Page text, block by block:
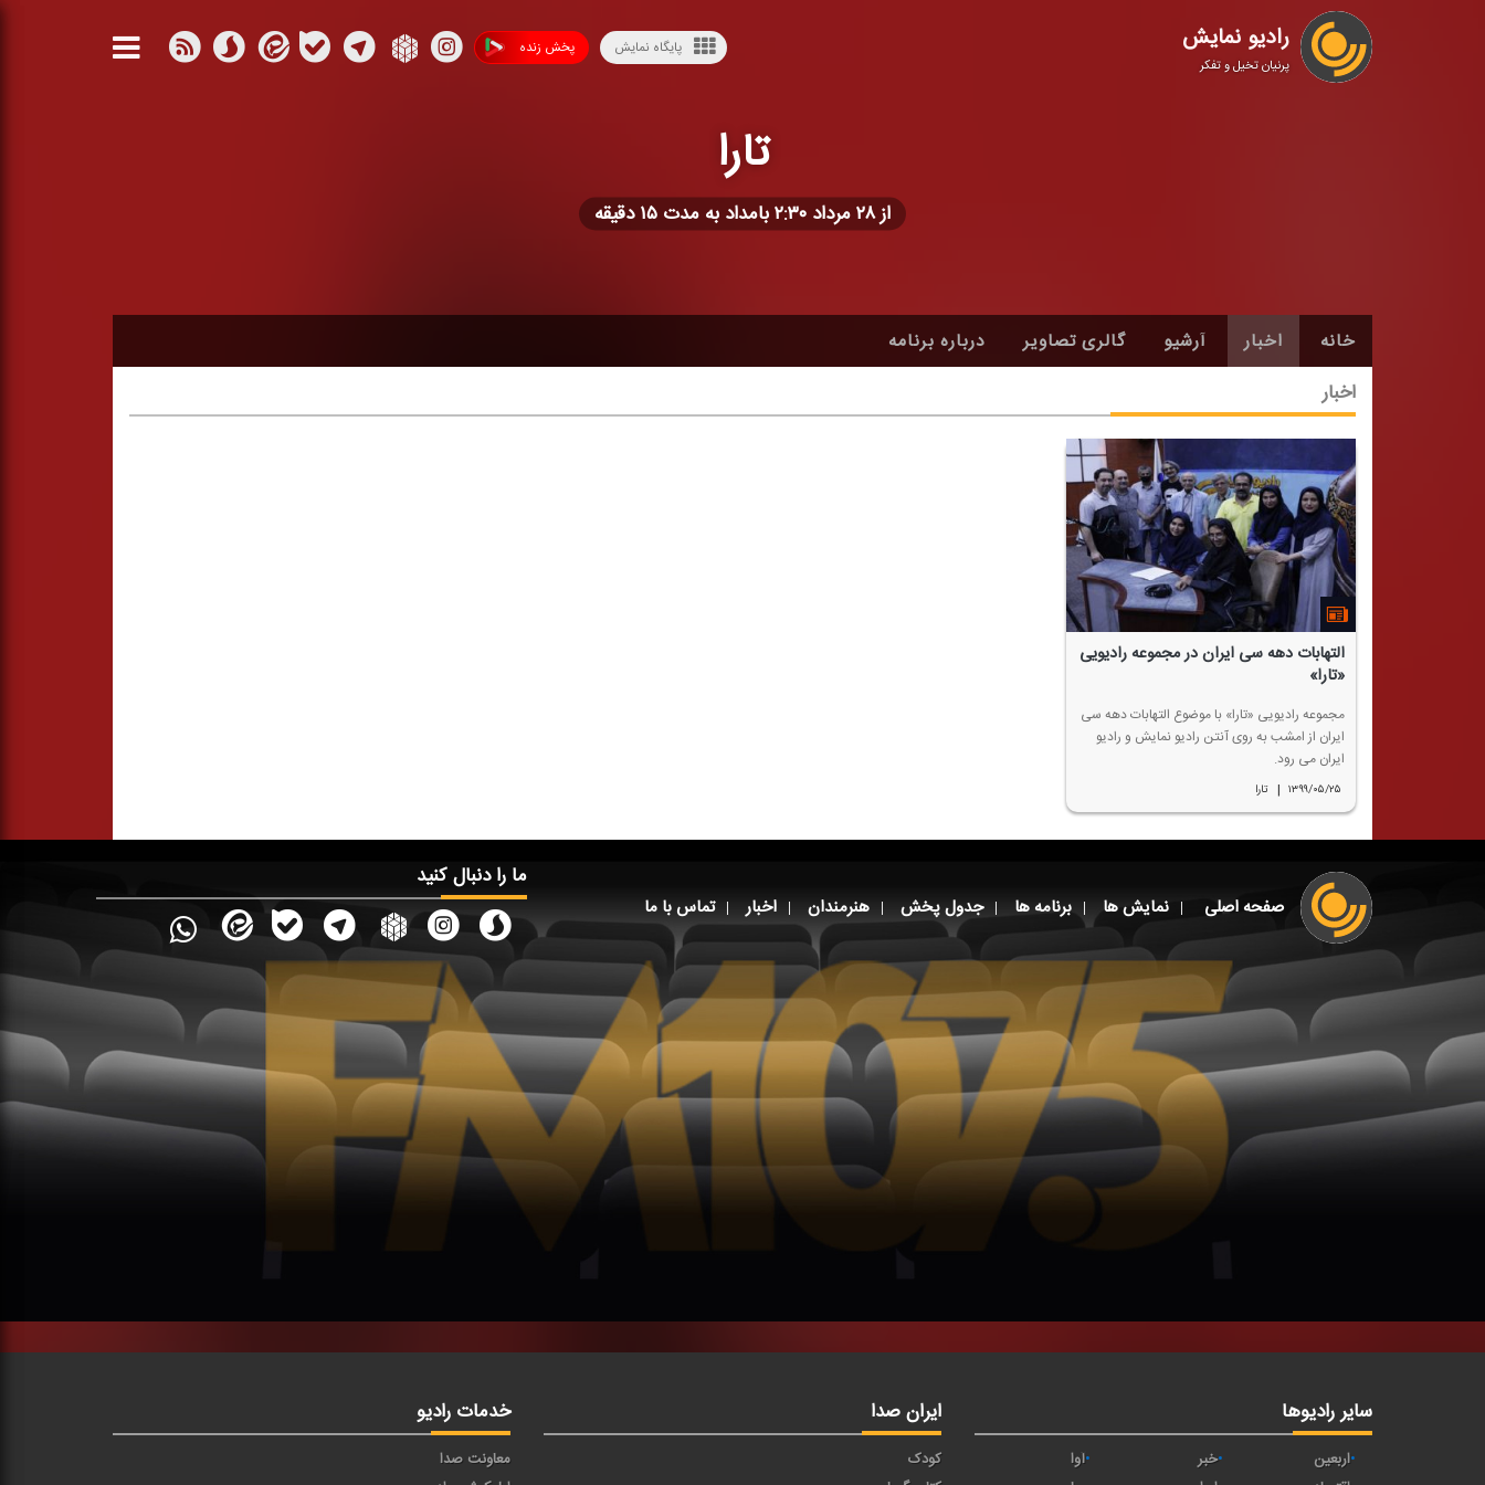
رادیو نمایش
پرنیان تخیل و تفکر
پخش زنده پایگاه نمایش
تارا
از ۲۸ مرداد ۲:۳۰ بامداد به مدت ۱۵ دقیقه
خانه اخبار آرشیو گالری تصاویر درباره برنامه
اخبار
التهابات دهه سی ایران در مجموعه رادیویی
«تارا»
مجموعه رادیویی «تارا» با موضوع التهابات دهه سی
ایران از امشب به روی آنتن رادیو نمایش و رادیو
ایران می رود.
۱۳۹۹/۰۵/۲۵ | تارا
صفحه اصلی نمایش ها برنامه ها جدول پخش هنرمندان اخبار تماس با ما
ما را دنبال کنید
سایر رادیوها
اربعین خبر
آوا
ایران صدا
کودک
خدمات رادیو
معاونت صدا